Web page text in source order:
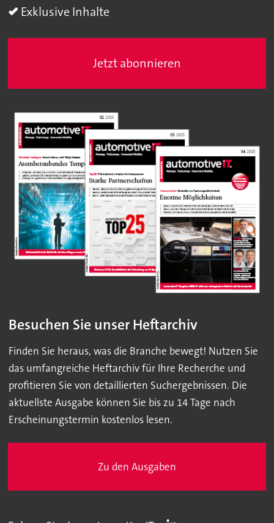
Exklusive Inhalte
Jetzt abonnieren
Besuchen Sie unser Heftarchiv
Finden Sie heraus, was die Branche bewegt! Nutzen Sie
das umfangreiche Heftarchiv für Ihre Recherche und
profitieren Sie von detaillierten Suchergebnissen. Die
aktuellste Ausgabe können Sie bis zu 14 Tage nach
Erscheinungstermin kostenlos lesen.
Zu den Ausgaben